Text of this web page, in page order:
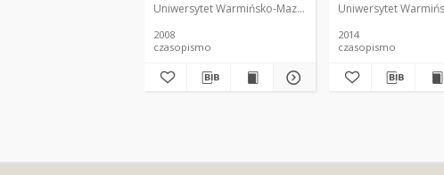
Uniwersytet Warmińsko-Mazurski. Wydział Teologii
2008
czasopismo
Uniwersytet
2014
czasopismo